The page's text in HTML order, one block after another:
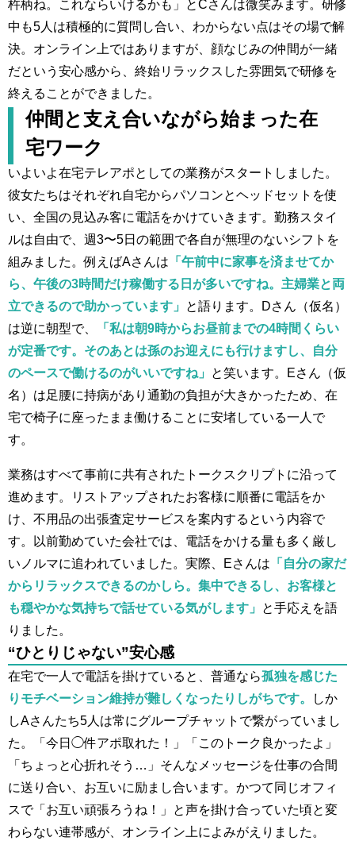
杵柄ね。これならいけるかも」とCさんは微笑みます。研修
中も5人は積極的に質問し合い、わからない点はその場で解
決。オンライン上ではありますが、顔なじみの仲間が一緒
だという安心感から、終始リラックスした雰囲気で研修を
終えることができました。
仲間と支え合いながら始まった在
宅ワーク
いよいよ在宅テレアポとしての業務がスタートしました。
彼女たちはそれぞれ自宅からパソコンとヘッドセットを使
い、全国の見込み客に電話をかけていきます。勤務スタイ
ルは自由で、週3〜5日の範囲で各自が無理のないシフトを
組みました。例えばAさんは 「午前中に家事を済ませてか
ら、午後の3時間だけ稼働する日が多いですね。主婦業と両
立できるので助かっています」 と語ります。Dさん（仮名）
は逆に朝型で、
「私は朝9時からお昼前までの4時間くらい
が定番です。そのあとは孫のお迎えにも行けますし、自分
のペースで働けるのがいいですね」 と笑います。Eさん（仮
名）は足腰に持病があり通勤の負担が大きかったため、在
宅で椅子に座ったまま働けることに安堵している一人で
す。
業務はすべて事前に共有されたトークスクリプトに沿って
進めます。リストアップされたお客様に順番に電話をか
け、不用品の出張査定サービスを案内するという内容で
す。以前勤めていた会社では、電話をかける量も多く厳し
いノルマに追われていました。実際、Eさんは 「自分の家だ
からリラックスできるのかしら。集中できるし、お客様と
も穏やかな気持ちで話せている気がします」 と手応えを語
りました。
“ひとりじゃない”安心感
在宅で一人で電話を掛けていると、普通なら孤独を感じた
りモチベーション維持が難しくなったりしがちです。
しか
しAさんたち5人は常にグループチャットで繋がっていまし
た。「今日◯件アポ取れた！」「このトーク良かったよ」
「ちょっと心折れそう…」そんなメッセージを仕事の合間
に送り合い、お互いに励まし合います。かつて同じオフィ
スで「お互い頑張ろうね！」と声を掛け合っていた頃と変
わらない連帯感が、オンライン上によみがえりました。